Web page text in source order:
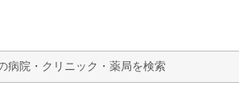
検索